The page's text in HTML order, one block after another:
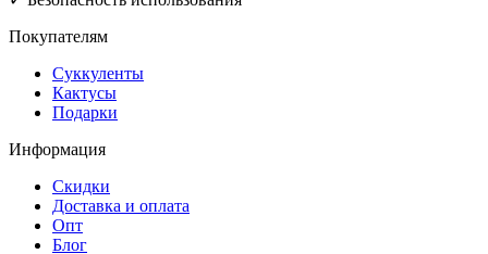
Покупателям
Суккуленты
Кактусы
Подарки
Информация
Скидки
Доставка и оплата
Опт
Блог